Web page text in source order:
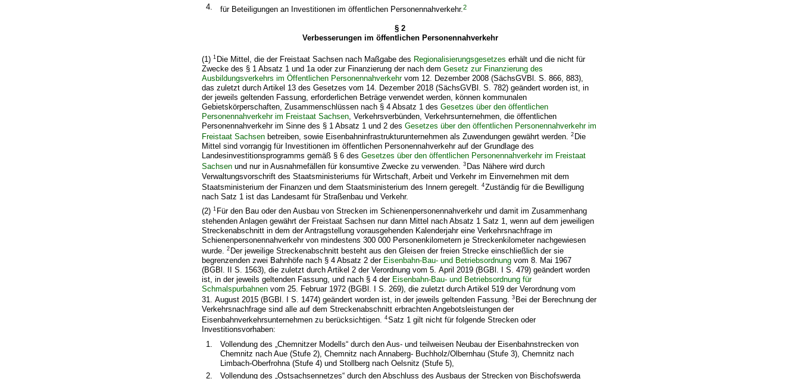
4.
für Beteiligungen an Investitionen im öffentlichen Personennahverkehr.2
§ 2
Verbesserungen im öffentlichen Personennahverkehr
(1)1 Die Mittel, die der Freistaat Sachsen nach Maßgabe des Regionalisierungsgesetzes erhält und die nicht für
Zwecke des § 1 Absatz 1 und 1a oder zur Finanzierung der nach demGesetz zur Finanzierung des
Ausbildungsverkehrs im Öffentlichen Personennahverkehrvom 12. Dezember 2008 (SächsGVBl. S. 866, 883),
das zuletzt durch Artikel 13 des Gesetzes vom 14. Dezember 2018 (SächsGVBl. S. 782) geändert worden ist, in
der jeweils geltenden Fassung, erforderlichen Beträge verwendet werden, können kommunalen
Gebietskörperschaften, Zusammenschlüssen nach § 4 Absatz 1 desGesetzes über den öffentlichen
Personennahverkehr im Freistaat Sachsen, Verkehrsverbünden, Verkehrsunternehmen, die öffentlichen
Personennahverkehr im Sinne des § 1 Absatz 1 und 2 desGesetzes über den öffentlichen Personennahverkehr im
Freistaat Sachsen betreiben, sowie Eisenbahninfrastrukturunternehmen als Zuwendungen gewährt werden.2 Die
Mittel sind vorrangig für Investitionen im öffentlichen Personennahverkehr auf der Grundlage des
Landesinvestitionsprogramms gemäß § 6 desGesetzes über den öffentlichen Personennahverkehr im Freistaat
Sachsen und nur in Ausnahmefällen für konsumtive Zwecke zu verwenden.3 Das Nähere wird durch
Verwaltungsvorschrift des Staatsministeriums für Wirtschaft, Arbeit und Verkehr im Einvernehmen mit dem
Staatsministerium der Finanzen und dem Staatsministerium des Innern geregelt.4Zuständig für die Bewilligung
nach Satz 1 ist das Landesamt für Straßenbau und Verkehr.
(2)1 Für den Bau oder den Ausbau von Strecken im Schienenpersonennahverkehr und damit im Zusammenhang
stehenden Anlagen gewährt der Freistaat Sachsen nur dann Mittel nach Absatz 1 Satz 1, wenn auf dem jeweiligen
Streckenabschnitt in dem der Antragstellung vorausgehenden Kalenderjahr eine Verkehrsnachfrage im
Schienenpersonennahverkehr von mindestens 300 000 Personenkilometern je Streckenkilometer nachgewiesen
wurde.2 Der jeweilige Streckenabschnitt besteht aus den Gleisen der freien Strecke einschließlich der sie
begrenzenden zwei Bahnhöfe nach § 4 Absatz 2 der Eisenbahn-Bau- und Betriebsordnung vom 8. Mai 1967
(BGBl. II S. 1563), die zuletzt durch Artikel 2 der Verordnung vom 5. April 2019 (BGBl. I S. 479) geändert worden
ist, in der jeweils geltenden Fassung, und nach § 4 der Eisenbahn-Bau- und Betriebsordnung für
Schmalspurbahnen vom 25. Februar 1972 (BGBl. I S. 269), die zuletzt durch Artikel 519 der Verordnung vom
31. August 2015 (BGBl. I S. 1474) geändert worden ist, in der jeweils geltenden Fassung.3 Bei der Berechnung der
Verkehrsnachfrage sind alle auf dem Streckenabschnitt erbrachten Angebotsleistungen der
Eisenbahnverkehrsunternehmen zu berücksichtigen.4Satz 1 gilt nicht für folgende Strecken oder
Investitionsvorhaben:
1.
Vollendung des „Chemnitzer Modells“ durch den Aus- und teilweisen Neubau der Eisenbahnstrecken von
Chemnitz nach Aue (Stufe 2), Chemnitz nach Annaberg- Buchholz/Olbernhau (Stufe 3), Chemnitz nach
Limbach-Oberfrohna (Stufe 4) und Stollberg nach Oelsnitz (Stufe 5),
2.
Vollendung des „Ostsachsennetzes“ durch den Abschluss des Ausbaus der Strecken von Bischofswerda